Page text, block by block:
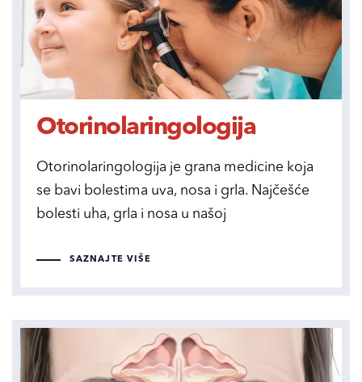
Otorinolaringologija
Otorinolaringologija je grana medicine koja
se bavi bolestima uva, nosa i grla. Najčešće
bolesti uha, grla i nosa u našoj
SAZNAJTE VIŠE